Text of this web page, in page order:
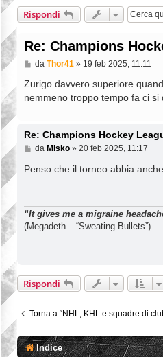
Rispondi
Re: Champions
M
s
a
o
da Thor41 » 19 feb 2025, 11:11
Zurigo davvero superiore
nemmeno troppo tempo fa ci si
Re: Champions Hockey
M
s
g
i
o
da Misko» 20 feb 2025, 11:17
Penso che il torneo abbia
“It gives me a migraine
(Megadeth – “Sweating Bullets”)
Rispondi
Torna a “NHL, KHL e squadre di
Indice